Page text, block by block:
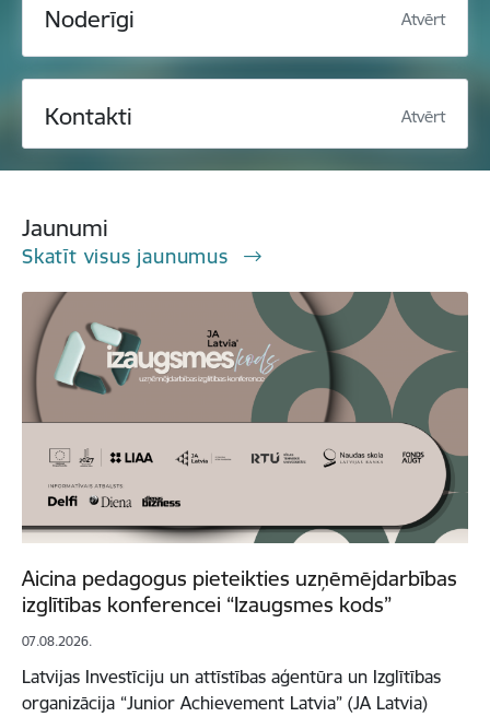
Noderīgi Atvērt
Kontakti Atvērt
Jaunumi
Skatīt visus jaunumus
Aicina pedagogus pieteikties uzņēmējdarbības
izglītības konferencei “Izaugsmes kods”
07.08.2026.
Latvijas Investīciju un attīstības aģentūra un Izglītības
organizācija “Junior Achievement Latvia” (JA Latvia)